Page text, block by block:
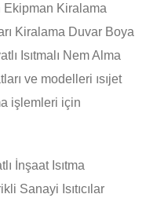
Ekipman Kiralama
Kiralama Duvar Boya
Isıtmalı Nem Alma
ve modelleri ısıjet
işlemleri için
İnşaat Isıtma
Sanayi Isıtıcılar